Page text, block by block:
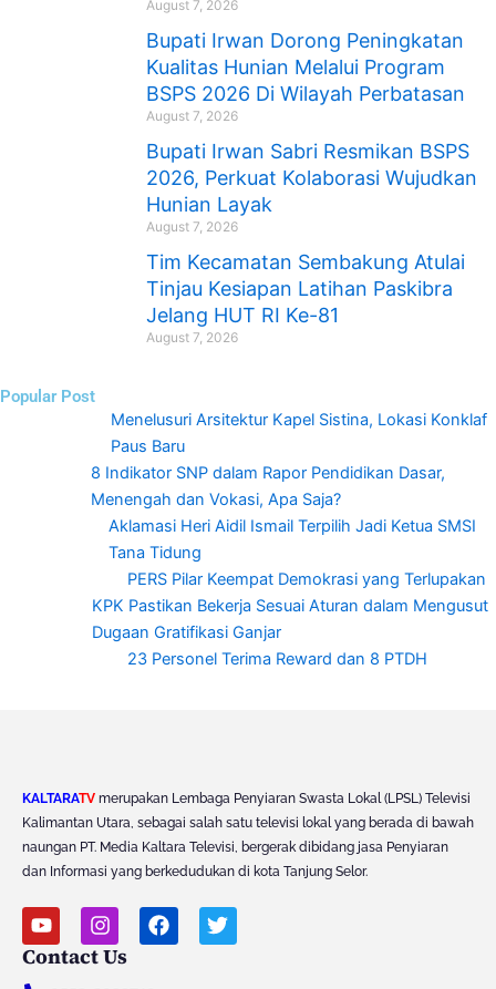
August 7, 2026
Bupati Irwan Dorong Peningkatan
Kualitas Hunian Melalui Program
BSPS 2026 Di Wilayah Perbatasan
August 7, 2026
Bupati Irwan Sabri Resmikan BSPS
2026, Perkuat Kolaborasi Wujudkan
Hunian Layak
August 7, 2026
Tim Kecamatan Sembakung Atulai
Tinjau Kesiapan Latihan Paskibra
Jelang HUT RI Ke-81
August 7, 2026
Popular Post
Menelusuri Arsitektur Kapel Sistina, Lokasi Konklaf
Paus Baru
8 Indikator SNP dalam Rapor Pendidikan Dasar,
Menengah dan Vokasi, Apa Saja?
Aklamasi Heri Aidil Ismail Terpilih Jadi Ketua SMSI
Tana Tidung
PERS Pilar Keempat Demokrasi yang Terlupakan
KPK Pastikan Bekerja Sesuai Aturan dalam Mengusut
Dugaan Gratifikasi Ganjar
23 Personel Terima Reward dan 8 PTDH
KALTARATV merupakan Lembaga Penyiaran Swasta Lokal (LPSL) Televisi
Kalimantan Utara, sebagai salah satu televisi lokal yang berada di bawah
naungan PT. Media Kaltara Televisi, bergerak dibidang jasa Penyiaran
dan Informasi yang berkedudukan di kota Tanjung Selor.
Y
o
u
I
n
s
F
a
T
w
Contact Us